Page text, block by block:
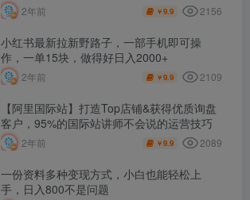
2年前 ￥9.9 2156
小红书最新拉新野路子，一部手机即可操
作，一单15块，做得好日入2000+
2年前 ￥9.9 2109
【阿里国际站】打造Top店铺&获得优质询盘
客户，​95%的国际站讲师不会说的运营技巧
2年前 ￥9.9 2089
一份资料多种变现方式，小白也能轻松上
手，日入800不是问题